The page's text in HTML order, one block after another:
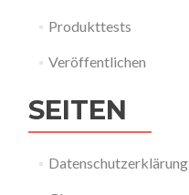
Produkttests
Veröffentlichen
SEITEN
Datenschutzerklärung